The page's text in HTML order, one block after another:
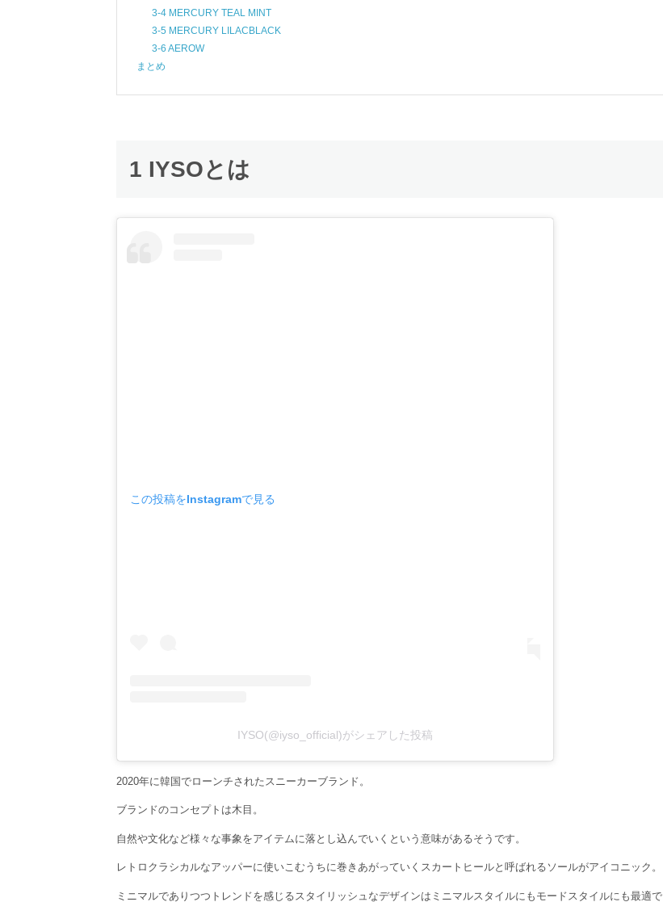
3-4 MERCURY TEAL MINT
3-5 MERCURY LILACBLACK
3-6 AEROW
まとめ
1 IYSOとは
この投稿をInstagramで見る
IYSO(@iyso_official)がシェアした投稿
2020年に韓国でローンチされたスニーカーブランド。
ブランドのコンセプトは木目。
自然や文化など様々な事象をアイテムに落とし込んでいくという意味があるそうです。
レトロクラシカルなアッパーに使いこむうちに巻きあがっていくスカートヒールと呼ばれるソールがアイコニック。
ミニマルでありつつトレンドを感じるスタイリッシュなデザインはミニマルスタイルにもモードスタイルにも最適で